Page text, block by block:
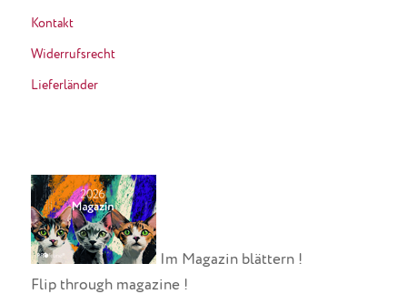
Kontakt
Widerrufsrecht
Lieferländer
Im Magazin blättern !
Flip through magazine !